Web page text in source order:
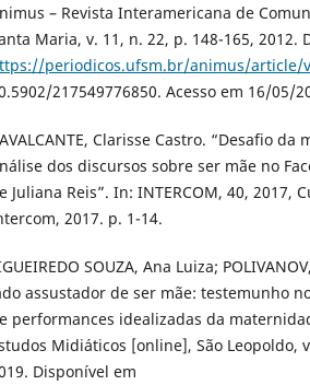
– Revista Interamericana de
Maria, v. 11, n. 22, p. 148-165, 2012.
periodicos.ufsm.br/animus/article/
217549776850. Acesso em 16/05/
Clarisse Castro. “Desafio
dos discursos sobre ser mãe no
Juliana Reis”. In: INTERCOM, 40, 2017,
2017. p. 1-14.
SOUZA, Ana Luiza;
assustador de ser mãe: testemunho
performances idealizadas da
Midiáticos [online], São Leopoldo,
Disponível em